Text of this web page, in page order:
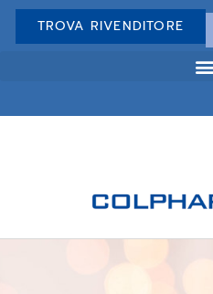
TROVA RIVENDITORE